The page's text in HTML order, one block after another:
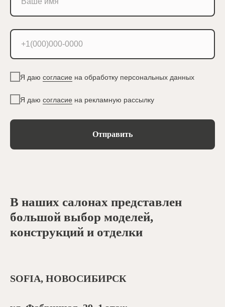
Я даю согласие на обработку персональных данных
Я даю согласие на рекламную рассылку
Отправить
В наших салонах представлен
большой выбор моделей,
конструкций и отделки
SOFIA, НОВОСИБИРСК